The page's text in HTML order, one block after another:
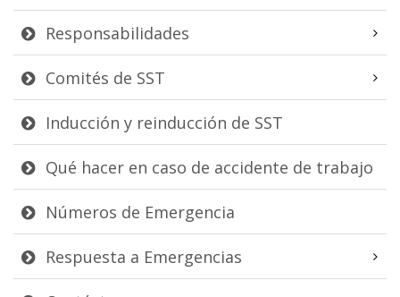
Responsabilidades
Comités de SST
Inducción y reinducción de SST
Qué hacer en caso de accidente de trabajo
Números de Emergencia
Respuesta a Emergencias